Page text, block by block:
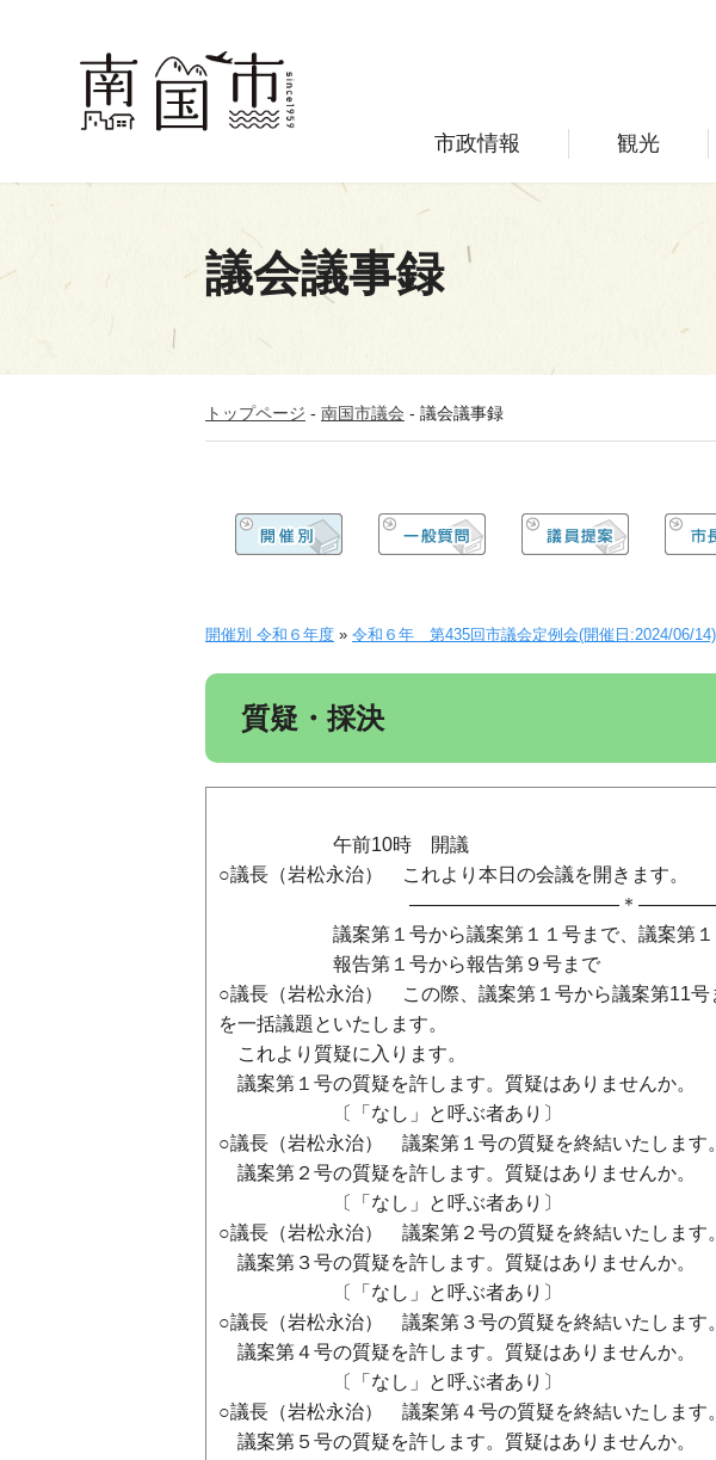
市政情報 観光
議会議事録
トップページ - 南国市議会 - 議会議事録
開催別 令和６年度 » 令和６年 第435回市議会定例会(開催日:2024/06/14)
質疑・採決
午前10時 開議
○議長（岩松永治） これより本日の会議を開きます。
―――――――――――＊
議案第１号から議案第１１号まで、議案第１３
報告第１号から報告第９号まで
○議長（岩松永治） この際、議案第１号から議案第11
を一括議題といたします。
これより質疑に入ります。
議案第１号の質疑を許します。質疑はありませんか。
〔「なし」と呼ぶ者あり〕
○議長（岩松永治） 議案第１号の質疑を終結いたします。
議案第２号の質疑を許します。質疑はありませんか。
〔「なし」と呼ぶ者あり〕
○議長（岩松永治） 議案第２号の質疑を終結いたします。
議案第３号の質疑を許します。質疑はありませんか。
〔「なし」と呼ぶ者あり〕
○議長（岩松永治） 議案第３号の質疑を終結いたします。
議案第４号の質疑を許します。質疑はありませんか。
〔「なし」と呼ぶ者あり〕
○議長（岩松永治） 議案第４号の質疑を終結いたします。
議案第５号の質疑を許します。質疑はありませんか。